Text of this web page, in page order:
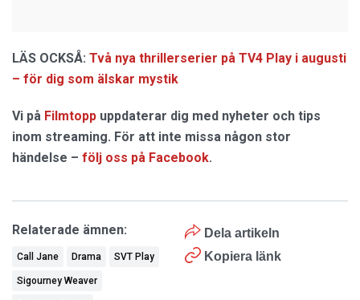
LÄS OCKSÅ: Två nya thrillerserier på TV4 Play i augusti
– för dig som älskar mystik
Vi på Filmtopp uppdaterar dig med nyheter och tips
inom streaming. För att inte missa någon stor
händelse – följ oss på Facebook.
Dela artikeln
Kopiera länk
Relaterade ämnen:
Call Jane Drama SVT Play
Sigourney Weaver